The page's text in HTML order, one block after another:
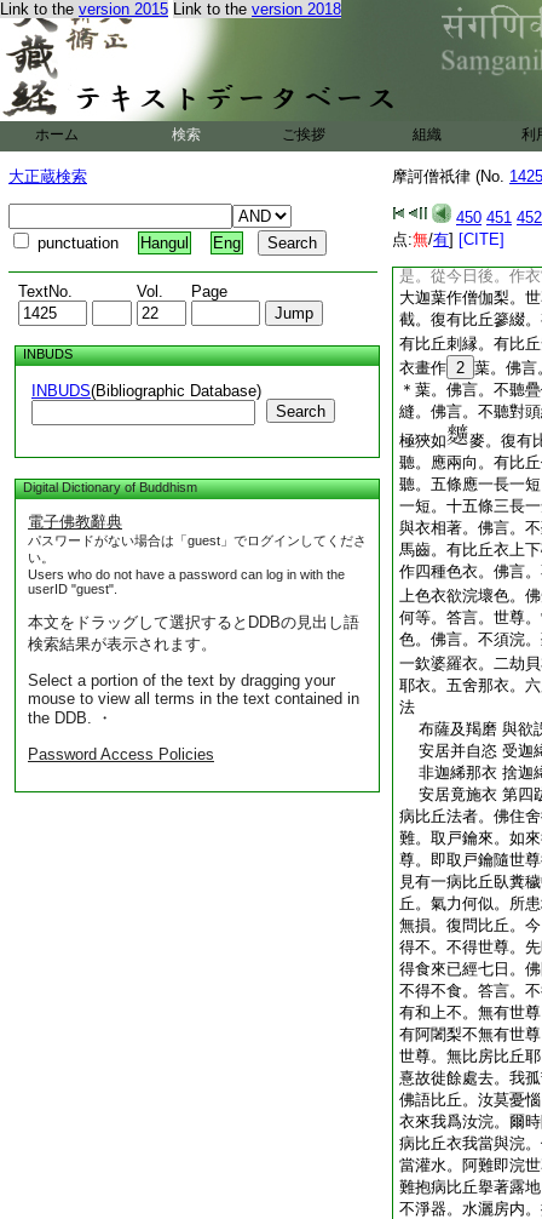
Link to the version 2015 Link to the version 2018
ホーム 検索 ご挨拶 組織 利
大正蔵検索
punctuation Hangul Eng
TextNo. Vol. Page
INBUDS
INBUDS(Bibliographic Database)
Search
Digital Dictionary of Buddhism
電子佛教辭典
パスワードがない場合は「guest」でログインしてくださ
い。
Users who do not have a password can log in with the
userID "guest".
本文をドラッグして選択するとDDBの見出し語
検索結果が表示されます。
Select a portion of the text by dragging your
mouse to view all terms in the text contained in
the DDB. ・
Password Access Policies
摩訶僧祇律 (No.
450 451 452
点:無/有] [CITE]
聽我裸形。少欲少
法。應持三衣瓶鉢
復次佛住舍衞城。
上色衣。爲世人所
染。倶鞞羅染。勒
應用根染葉染華染
復次佛住王舍城天
竭提稻田畦畔分明
丘。過去諸佛如來
是。從今日後。作
大迦葉作僧伽梨。
截。復有比丘篸綴
有比丘刺縁。有比
衣畫作 2 葉。佛言
＊葉。佛言。不聽
縫。佛言。不聽對
極狹如
麥。復有
聽。應兩向。有比
聽。五條應一長一
一短。十五條三長
與衣相著。佛言。
馬齒。有比丘衣上
作四種色衣。佛言
上色衣欲浣壞色。
何等。答言。世尊
色。佛言。不須浣
一欽婆羅衣。二劫
耶衣。五舍那衣。
法
布薩及羯磨 與欲
安居并自恣 受迦
非迦絺那衣 捨迦
安居竟施衣 第四
病比丘法者。佛住
難。取戸鑰來。如
尊。即取戸鑰隨世
見有一病比丘臥糞
丘。氣力何似。所
無損。復問比丘。
得不。不得世尊。
得食來已經七日。
不得不食。答言。
有和上不。無有世
有阿闍梨不無有世
世尊。無比房比丘
憙故徙餘處去。我
佛語比丘。汝莫憂
衣來我爲汝浣。爾
病比丘衣我當與浣
當灌水。阿難即浣
難抱病比丘擧著露
不淨器。水灑房内